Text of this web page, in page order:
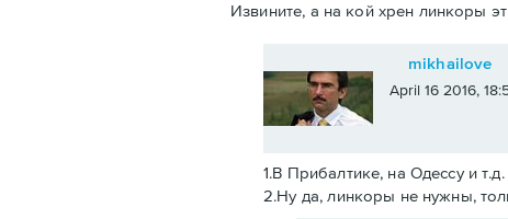
Извините, а на кой хрен линкоры
mikhailove
April 16 2016,
1.В Прибалтике, на Одессу и
2.Ну да, линкоры не нужны,